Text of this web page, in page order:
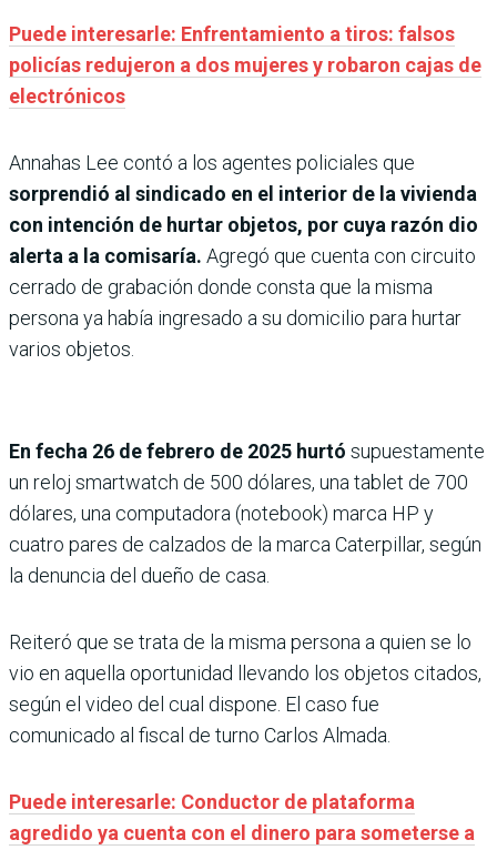
Puede interesarle: Enfrentamiento a tiros: falsos
policías redujeron a dos mujeres y robaron cajas de
electrónicos
Annahas Lee contó a los agentes policiales que
sorprendió al sindicado en el interior de la vivienda
con intención de hurtar objetos, por cuya razón dio
alerta a la comisaría. Agregó que cuenta con circuito
cerrado de grabación donde consta que la misma
persona ya había ingresado a su domicilio para hurtar
varios objetos.
En fecha 26 de febrero de 2025 hurtó supuestamente
un reloj smartwatch de 500 dólares, una tablet de 700
dólares, una computadora (notebook) marca HP y
cuatro pares de calzados de la marca Caterpillar, según
la denuncia del dueño de casa.
Reiteró que se trata de la misma persona a quien se lo
vio en aquella oportunidad llevando los objetos citados,
según el video del cual dispone. El caso fue
comunicado al fiscal de turno Carlos Almada.
Puede interesarle: Conductor de plataforma
agredido ya cuenta con el dinero para someterse a